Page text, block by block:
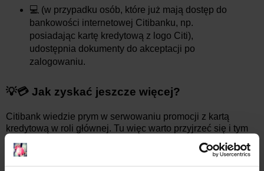
💻 (w przypadku osób, które już mają dostęp do
bankowości internetowej Citibanku, np.
posiadając kartę kredytową z logo Citi),
udostępnia dokumenty do akceptacji po
zalogowaniu.
💡💳 Jak zyskać jeszcze więcej?
Citibank wiedzie prym w serwowaniu promocji z kartą
kredytową w roli głównej. Tu więc warto przyjrzeć się i tym
okazjom do bankobrania. Ich propozycje możesz usłyszeć
już, gdy konsultant banku skontaktuje się z Tobą w sprawie